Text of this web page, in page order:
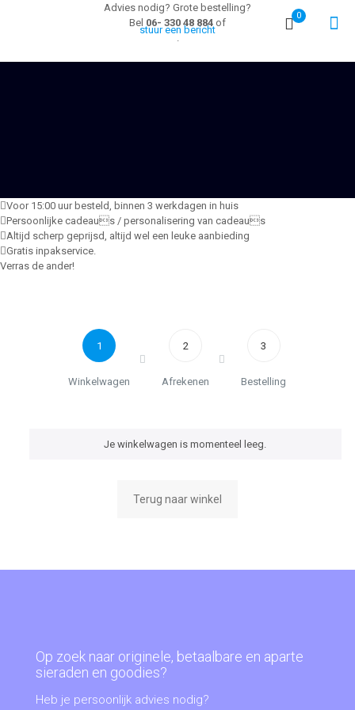
Advies nodig? Grote bestelling?
Bel 06- 330 48 884 of
stuur een bericht
.
0
Voor 15:00 uur besteld, binnen 3 werkdagen in huis
Persoonlijke cadeaus / personalisering van cadeaus
Altijd scherp geprijsd, altijd wel een leuke aanbieding
Gratis inpakservice.
Verras de ander!
1
Winkelwagen
2
Afrekenen
3
Bestelling
Je winkelwagen is momenteel leeg.
Terug naar winkel
Op zoek naar originele, betaalbare en aparte
sieraden en goodies?
Heb je persoonlijk advies nodig?